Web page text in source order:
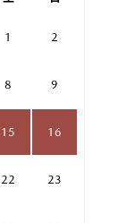
1 2
8 9
15 16
22 23